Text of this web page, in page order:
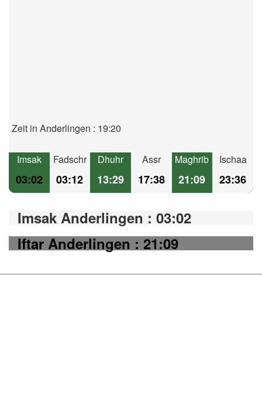
Zeit in Anderlingen : 19:20
Imsak
03:02
Fadschr
03:12
Dhuhr
13:29
Assr
17:38
Maghrib
21:09
Ischaa
23:36
Imsak Anderlingen : 03:02
Iftar Anderlingen : 21:09